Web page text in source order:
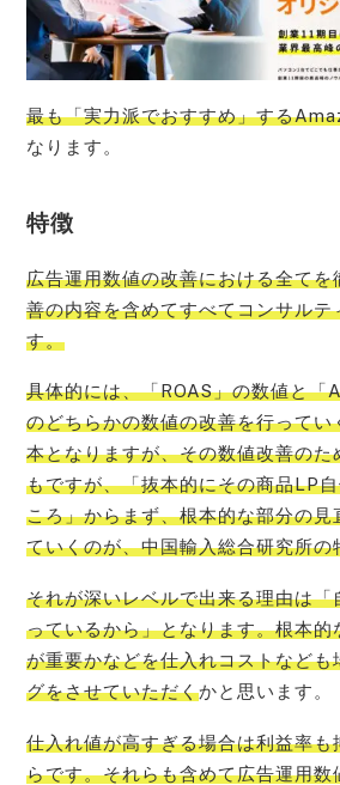
最も「実力派でおすすめ」する
なります。
特徴
広告運用数値の改善における全て
善の内容を含めてすべてコンサル
す。
具体的には、「ROAS」の数値と「
のどちらかの数値の改善を行って
本となりますが、その数値改善の
もですが、「抜本的にその商品LP
ころ」からまず、根本的な部分の
ていくのが、中国輸入総合研究所の
それが深いレベルで出来る理由は「
っているから」となります。根本
が重要かなどを仕入れコストなど
グをさせていただくかと思います。
仕入れ値が高すぎる場合は利益率
らです。それらも含めて広告運用